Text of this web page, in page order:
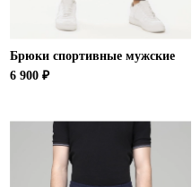
Брюки спортивные мужские
6 900 ₽